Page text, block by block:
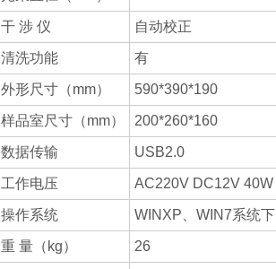
干 涉 仪 自动校正
清洗功能 有
外形尺寸（mm） 590*390*190
样品室尺寸（mm） 200*260*160
数据传输 USB2.0
工作电压 AC220V DC12V 40W
操作系统 WINXP、WIN7系统下
重 量（kg） 26